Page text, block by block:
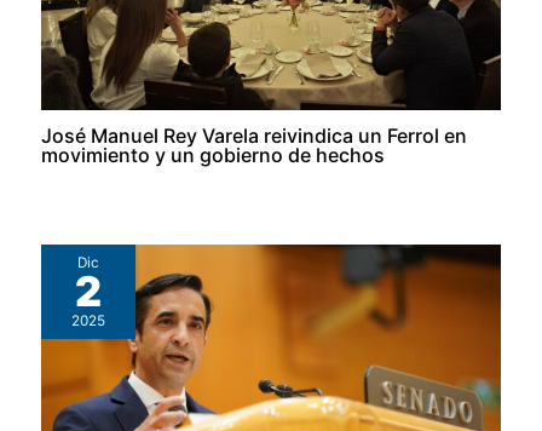
José Manuel Rey Varela reivindica un Ferrol en
movimiento y un gobierno de hechos
Dic
2
2025